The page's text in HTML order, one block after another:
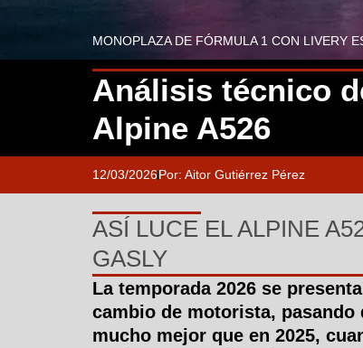
MONOPLAZA DE FÓRMULA 1 CON LIVERY
Análisis técnico
Alpine A526
12/03/2026Por: Aitor Gutiérrez Pérez
ASÍ LUCE EL ALPINE
GASLY
La temporada 2026 se
cambio de motorista, pasando
mucho mejor que en 2025,